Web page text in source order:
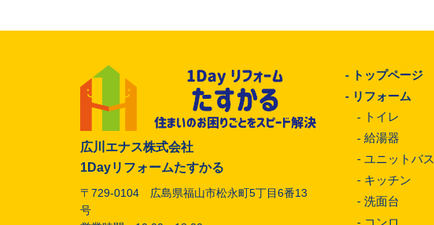
広川エナス株式会社
1Dayリフォームたすかる
〒729-0104 広島県福山市松永町5丁目6番13
号
-
トップページ
- リフォーム
- トイレ
-給湯器
-ユニットバス
- キッチン
-洗面台